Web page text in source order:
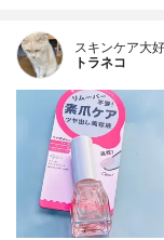
スキンケア大
トラネコ